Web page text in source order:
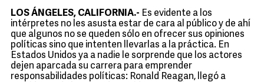
LOS ÁNGELES, CALIFORNIA.- Es evidente a los
intérpretes no les asusta estar de cara al público y de ahí
que algunos no se queden sólo en ofrecer sus opiniones
políticas sino que intenten llevarlas a la práctica. En
Estados Unidos ya a nadie le sorprende que los actores
dejen aparcada su carrera para emprender
responsabilidades políticas: Ronald Reagan, llegó a